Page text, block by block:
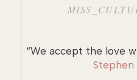
“We accept the love
Stephen